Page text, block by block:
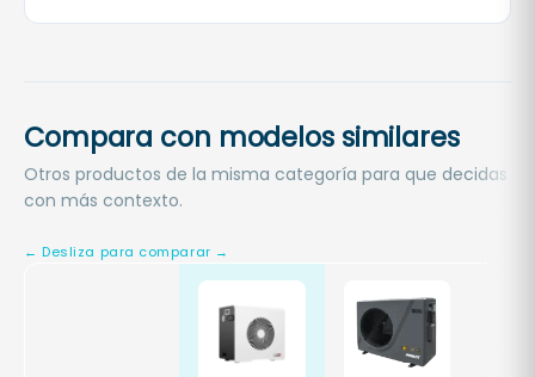
Compara con modelos similares
Otros productos de la misma categoría para que decidas
con más contexto.